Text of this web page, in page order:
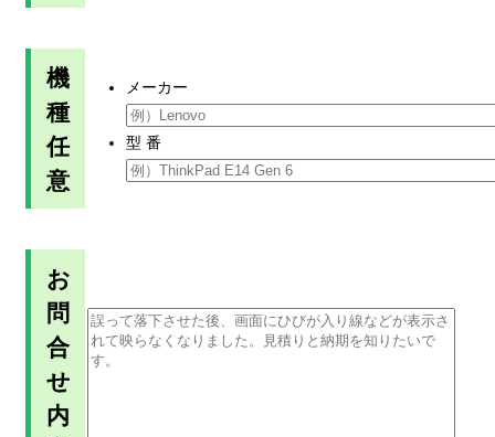
機
種
任
意
メーカー
型 番
お
問
合
せ
内